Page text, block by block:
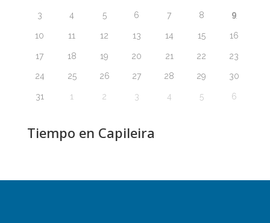
3 4 5 6 7 8 9
10 11 12 13 14 15 16
17 18 19 20 21 22 23
24 25 26 27 28 29 30
31 1 2 3 4 5 6
Tiempo en Capileira